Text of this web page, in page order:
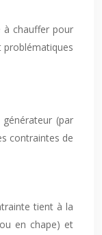
à chauffer pour
problématiques
(par
contraintes de
tient à la
en chape) et